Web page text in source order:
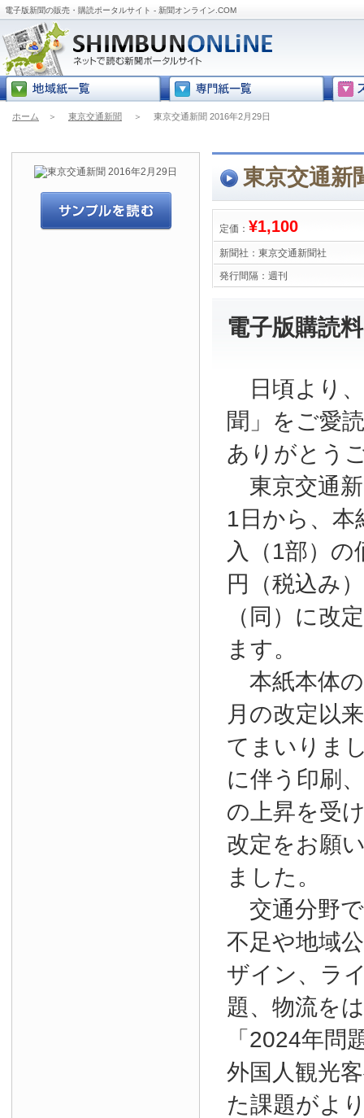
電子版新聞の販売・購読ポータルサイト - 新聞オンライン.COM
ホーム ＞ 東京交通新聞 ＞ 東京交通新聞 2016年2月29日
東京交通新
定価： ¥1,100
新聞社： 東京交通新聞社
発行間隔： 週刊
電子版購読
日頃より
聞」をご愛
ありがとう
東京交通
1日から、本
入（1部）
円（税込み
（同）に改
ます。
本紙本体
月の改定以
てまいりま
に伴う印刷
の上昇を受
改定をお願
ました。
交通分野
不足や地域
ザイン、ラ
題、物流を
「2024年問
外国人観光
た課題がよ